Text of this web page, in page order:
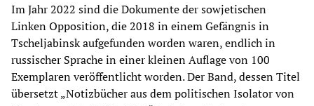
Im Jahr 2022 sind die Dokumente der sowjetischen
Linken Opposition, die 2018 in einem Gefängnis in
Tscheljabinsk aufgefunden worden waren, endlich in
russischer Sprache in einer kleinen Auflage von 100
Exemplaren veröffentlicht worden. Der Band, dessen Titel
übersetzt „Notizbücher aus dem politischen Isolator von